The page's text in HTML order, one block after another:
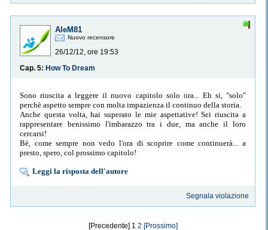
AleM81
Nuovo recensore
26/12/12, ore 19:53
Cap. 5: How To Dream
Sono riuscita a leggere il nuovo capitolo solo ora... Eh si, "solo"
perchè aspetto sempre con molta impazienza il continuo della storia.
Anche questa volta, hai superato le mie aspettative! Sei riuscita a
rappresentare benissimo l'imbarazzo tra i due, ma anche il loro
cercarsi!
Bè, come sempre non vedo l'ora di scoprire come continuerà... a
presto, spero, col prossimo capitolo!
Leggi la risposta dell'autore
Segnala violazione
[Precedente] 1 2 [Prossimo]